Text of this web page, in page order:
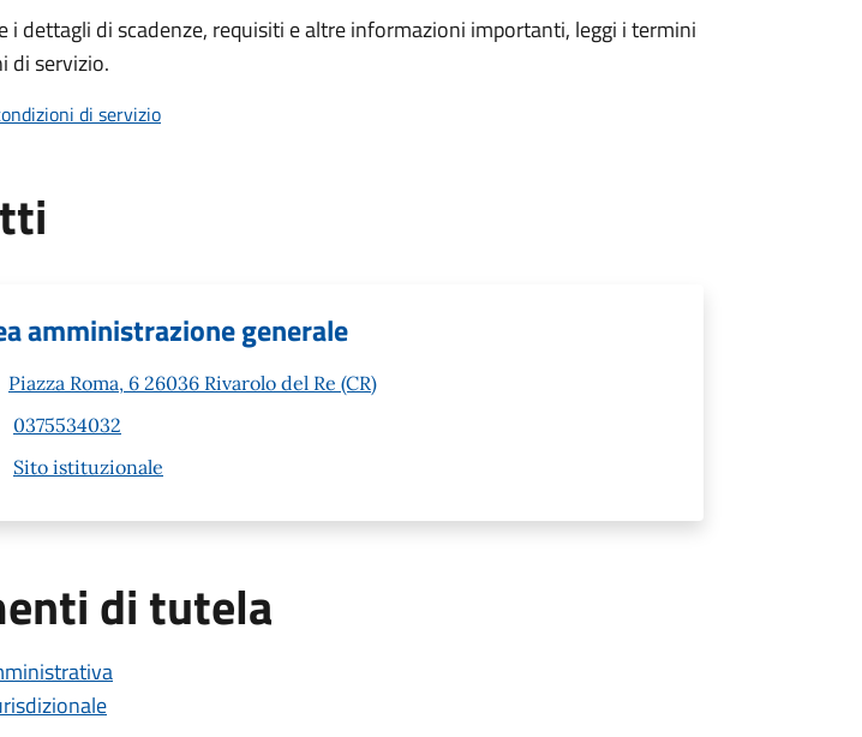
i dettagli di scadenze, requisiti e altre informazioni importanti, leggi i termini
di servizio.
di servizio
amministrazione generale
Piazza Roma, 6 26036 Rivarolo del Re (CR)
0375534032
Sito istituzionale
di tutela